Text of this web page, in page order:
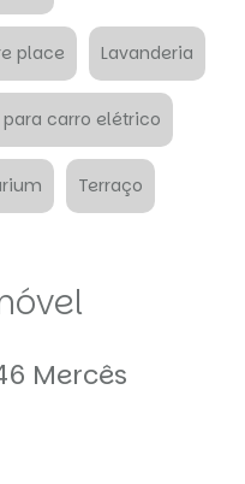
place Lavanderia
para carro elétrico
Terraço
Mercês